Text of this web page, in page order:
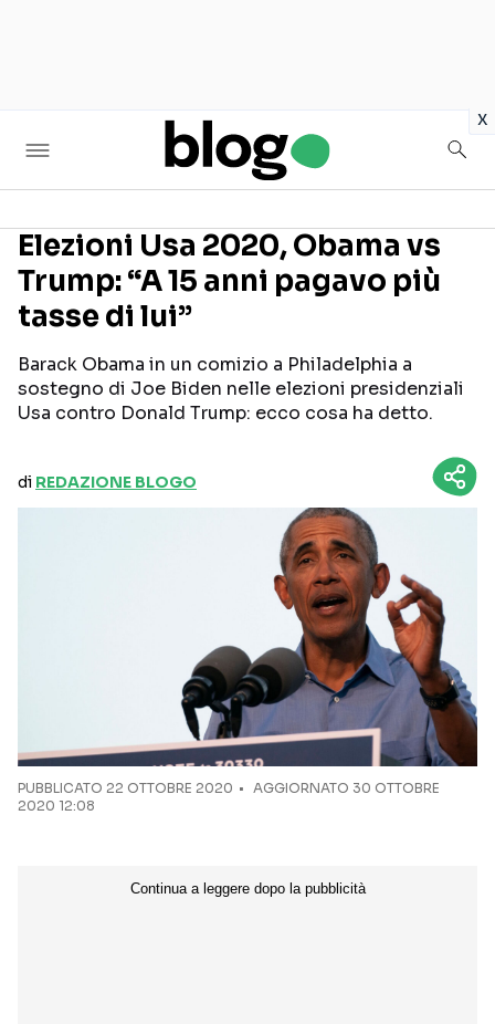
x
Seguici sui social
Elezioni Usa 2020, Obama vs
Trump: “A 15 anni pagavo più
tasse di lui”
Barack Obama in un comizio a Philadelphia a
sostegno di Joe Biden nelle elezioni presidenziali
Usa contro Donald Trump: ecco cosa ha detto.
di REDAZIONE BLOGO
PUBBLICATO 22 OTTOBRE 2020
AGGIORNATO 30 OTTOBRE
2020 12:08